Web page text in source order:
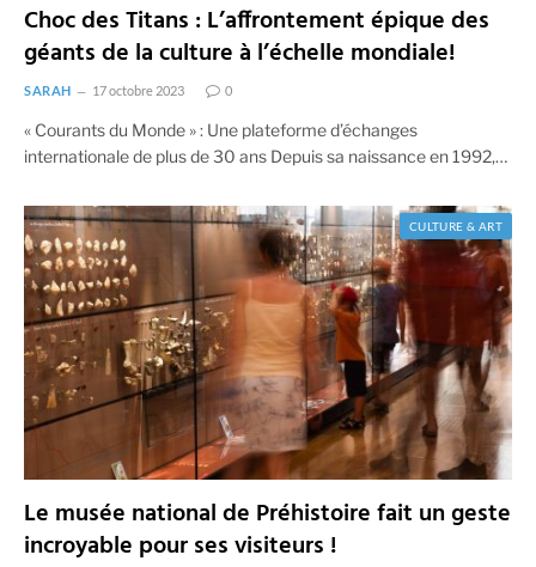
Choc des Titans : L’affrontement épique des
géants de la culture à l’échelle mondiale!
SARAH 17 octobre 2023 0
« Courants du Monde » : Une plateforme d’échanges
internationale de plus de 30 ans Depuis sa naissance en 1992,…
CULTURE & ART
Le musée national de Préhistoire fait un geste
incroyable pour ses visiteurs !